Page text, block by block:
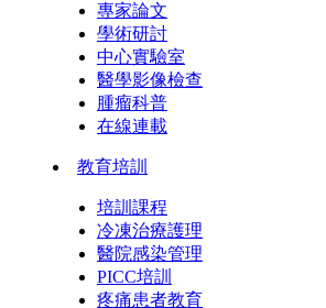
專家論文
學術研討
中心實驗室
醫學影像檢查
腫瘤科普
在線連載
教育培訓
培訓課程
冷凍治療護理
醫院感染管理
PICC培訓
疼痛患者教育